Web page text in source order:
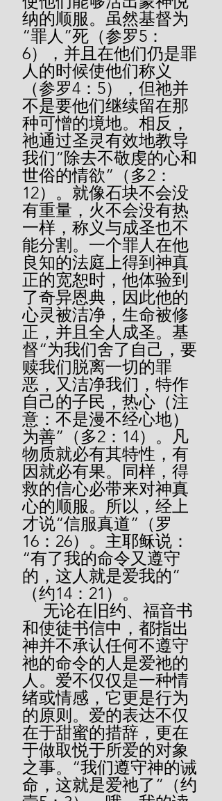
纳的顺服。虽然基督为
“罪人”死（参罗5：
6），并且在他们仍是罪
人的时候使他们称义
（参罗4：5），但祂并
不是要他们继续留在那
种可憎的境地。相反，
祂通过圣灵有效地教导
我们“除去不敬虔的心和
世俗的情欲”（多2：
12）。就像石块不会没
有重量，火不会没有热
一样，称义与成圣也不
能分割。一个罪人在他
良知的法庭上得到神真
正的宽恕时，他体验到
了奇异恩典，因此他的
心灵被洁净，生命被修
正，并且全人成圣。基
督“为我们舍了自己，要
赎我们脱离一切的罪
恶，又洁净我们，特作
自己的子民，热心（注
意：不是漫不经心地）
为善”（多2：14）。凡
物质就必有其特性，有
因就必有果。同样，得
救的信心必带来对神真
心的顺服。所以，经上
才说“信服真道”（罗
16：26）。主耶稣说：
“有了我的命令又遵守
的，这人就是爱我的”
（约14：21）。
和使徒书信中，都指出
神并不承认任何不遵守
祂的命令的人是爱祂的
人。爱不仅仅是一种情
绪或情感，它更是行为
的原则。爱的表达不仅
在于甜蜜的措辞，更在
于做取悦于所爱的对象
之事。“我们遵守神的诫
命，这就是爱祂了”（约